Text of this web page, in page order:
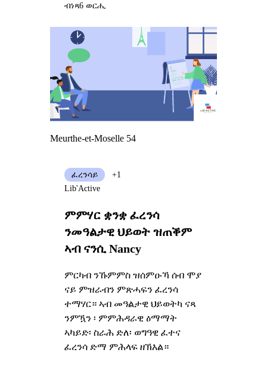
ብነጻ6 ወርሒ
Meurthe-et-Moselle 54
ምምሃር ቋንቋ ፈረንሳ
ንመዓልታዊ ህይወት ዝጠቕም
ኣብ ናንሲ Nancy
ምርካብ ንኹምምስ ዝሰምዑኻ ሰብ ሞያ
ናይ ምዝራብን ምጽሓፍን ፈረንሳ
ተማሃር። ኣብ መዓልታዊ ህይወትካ ናጻ
ንምዃን ፡ ምምሕዳራዊ ዕማማት
ኣካይድ፡ ስራሕ ድለ፡ ወግዓዊ ፈተና
ፈረንሳ ድማ ምሕላፍ ዘኽእል።
ፈረንሳይ
+1
Lib'Active